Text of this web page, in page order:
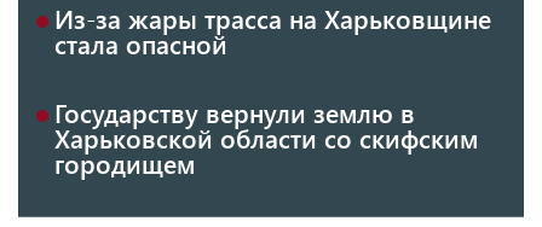
Из-за жары трасса на Харьковщине
стала опасной
Государству вернули землю в
Харьковской области со скифским
городищем